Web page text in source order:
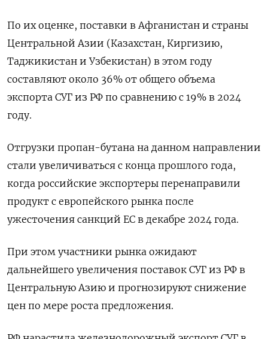
По их оценке, поставки в Афганистан и страны
Центральной Азии (Казахстан, Киргизию,
Таджикистан и Узбекистан) в этом году
составляют около 36% от ⁠общего объема
экспорта СУГ из РФ по сравнению с 19% в 2024
году.
Отгрузки пропан-бутана на данном направлении
стали увеличиваться с конца прошлого года,
когда российские экспортеры перенаправили
продукт с европейского рынка после
ужесточения санкций ЕС в декабре 2024 года.
При этом участники рынка ожидают
дальнейшего увеличения поставок СУГ из РФ в
Центральную Азию и прогнозируют снижение
цен по мере роста предложения.